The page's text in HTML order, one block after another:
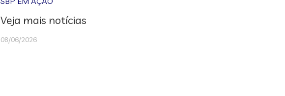
Veja mais notícias
08/06/2026